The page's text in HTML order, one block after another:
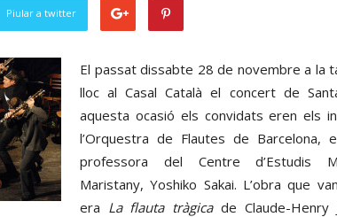
Piular a twitter
El passat dissabte 28 de novembre a la
lloc al Casal Català el concert de
aquesta ocasió els convidats eren els
l’Orquestra de Flautes de Barcelona,
professora del Centre d’Estudis
Maristany, Yoshiko Sakai. L’obra que
era La flauta tràgicade Claude-Henry